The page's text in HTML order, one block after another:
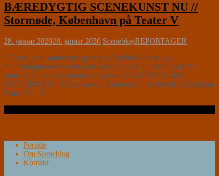
BÆREDYGTIG SCENEKUNST NU //
Stormøde, København på Teater V
28. januar 202028. januar 2020 SceneblogREPORTAGER
”Vi skal være ambitiøse og modige” (Kbhs Kultur- og
Fritidsborgmester Franciska Rosenkilde (ALT)) Mandag d. 27.
januar 2020 afholdt den nye organisation BÆREDYGTIG
SCENEKUNST NU stormøde i København, og det blev afholdt på
Teater V[…]
Forside
Om Sceneblog
Kontakt